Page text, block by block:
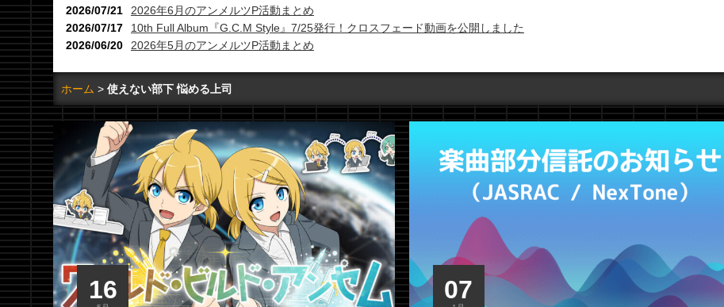
2026年6月のアンメルツP活動まとめ
2026/07/21
10th Full Album『G.C.M Style』7/25発行！クロスフェード動画を公開しました
2026/07/17
2026年5月のアンメルツP活動まとめ
2026/06/20
ホーム 使えない部下 悩める上司
16 07